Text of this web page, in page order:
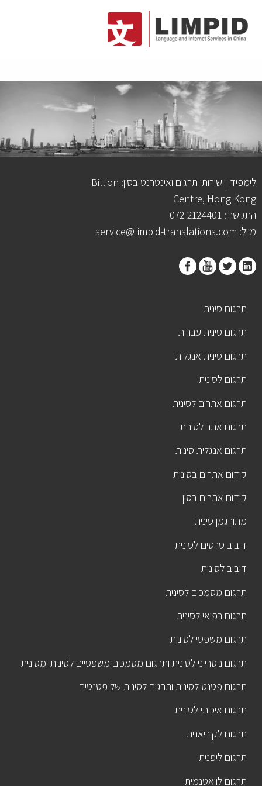
לימפיד | שירותי תרגום ואינטרנט בסין: Billion
Centre, Hong Kong
התקשרו: 072-2124401
מייל: service@limpid-translations.com
תרגום סינית
תרגום סינית עברית
תרגום סינית אנגלית
תרגום לסינית
תרגום אתרים לסינית
תרגום אתר לסינית
תרגום אנגלית סינית
קידום אתרים בסינית
קידום אתרים בסין
מתורגמן סינית
דיבוב סרטים לסינית
דיבוב לסינית
תרגום מסמכים לסינית
תרגום רפואי לסינית
תרגום משפטי לסינית
תרגום נוטריוני לסינית ותרגום מסמכים משפטיים לסינית ומסינית
תרגום פטנט לסינית ותרגום לסינית של פטנטים
תרגום איכותי לסינית
תרגום לקוריאנית
תרגום ליפנית
תרגום לויאטנמית